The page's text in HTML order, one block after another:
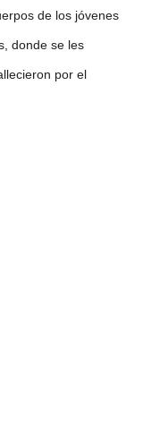
de los jóvenes
donde se les
por el